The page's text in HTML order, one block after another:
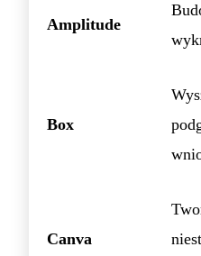
Amplitude
Box
Canva